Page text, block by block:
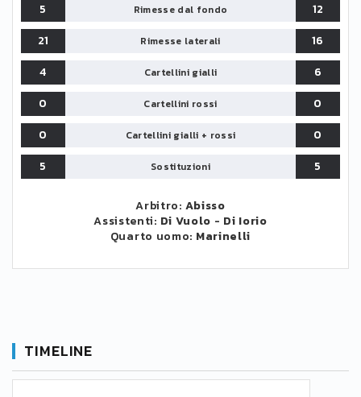
5
Rimesse dal fondo
12
21
Rimesse laterali
16
4
Cartellini gialli
6
0
Cartellini rossi
0
0
Cartellini gialli + rossi
0
5
Sostituzioni 5
Arbitro: Abisso
Assistenti: Di Vuolo - Di Iorio
Quarto uomo: Marinelli
TIMELINE